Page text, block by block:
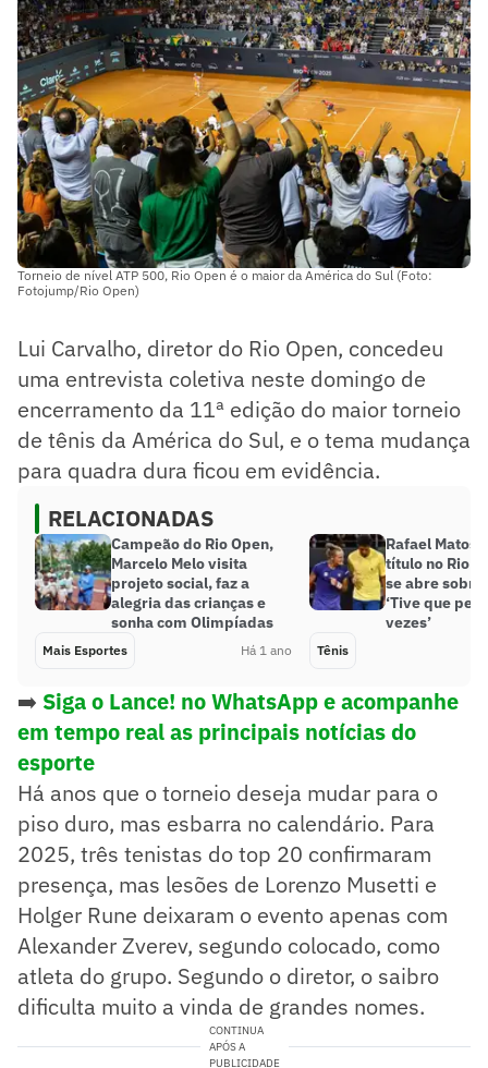
Torneio de nível ATP 500, Rio Open é o maior da América do Sul (Foto:
Fotojump/Rio Open)
Lui Carvalho, diretor do Rio Open, concedeu
uma entrevista coletiva neste domingo de
encerramento da 11ª edição do maior torneio
de tênis da América do Sul, e o tema mudança
para quadra dura ficou em evidência.
RELACIONADAS
Campeão do Rio Open,
Marcelo Melo visita
projeto social, faz a
alegria das crianças e
sonha com Olimpíadas
Mais Esportes Há 1 ano
Rafael Matos
título no Rio
se abre
‘Tive que
vezes’
Tênis
➡️ Siga o Lance! no WhatsApp e acompanhe
em tempo real as principais notícias do
esporte
Há anos que o torneio deseja mudar para o
piso duro, mas esbarra no calendário. Para
2025, três tenistas do top 20 confirmaram
presença, mas lesões de Lorenzo Musetti e
Holger Rune deixaram o evento apenas com
Alexander Zverev, segundo colocado, como
atleta do grupo. Segundo o diretor, o saibro
dificulta muito a vinda de grandes nomes.
CONTINUA
APÓS A
PUBLICIDADE